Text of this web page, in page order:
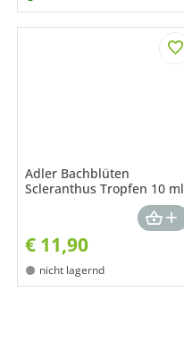
Adler Bachblüten
Scleranthus Tropfen 10 ml
€ 11,90
nicht lagernd